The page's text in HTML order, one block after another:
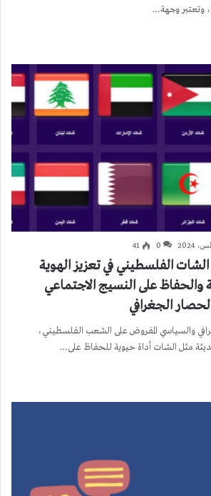
وتعتبر وجهة…
0
41
الفلسطيني في تعزيز الهوية
والحفاظ على النسيج الاجتماعي
الجغرافي
والسياسي المفروض على الشعب الفلسطيني،
مثل الشات أداة حيوية للحفاظ على…